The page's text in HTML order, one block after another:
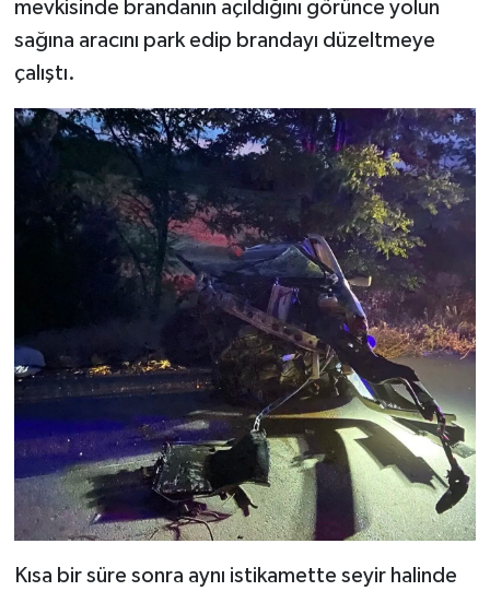
mevkisinde brandanın açıldığını görünce yolun
sağına aracını park edip brandayı düzeltmeye
çalıştı.
Kısa bir süre sonra aynı istikamette seyir halinde